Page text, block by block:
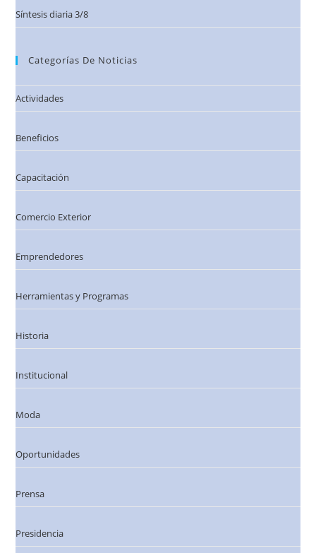
Síntesis diaria 3/8
Categorías De Noticias
Actividades
Beneficios
Capacitación
Comercio Exterior
Emprendedores
Herramientas y Programas
Historia
Institucional
Moda
Oportunidades
Prensa
Presidencia